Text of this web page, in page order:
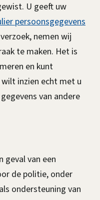
U geeft uw
persoonsgegevens
nemen wij
te maken. Het is
en kunt
inzien echt met u
van andere
geval van een
de politie, onder
ondersteuning van